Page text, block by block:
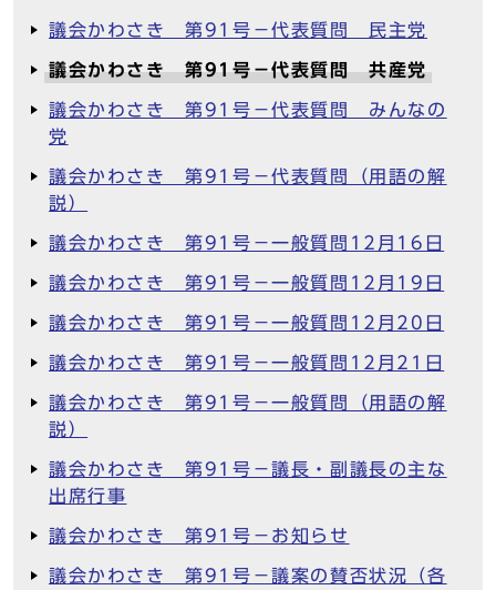
議会かわさき 第91号－代表質問 民主党
議会かわさき 第91号－代表質問 共産党
議会かわさき 第91号－代表質問 みんなの
党
議会かわさき 第91号－代表質問（用語の解
説）
議会かわさき 第91号－一般質問12月16日
議会かわさき 第91号－一般質問12月19日
議会かわさき 第91号－一般質問12月20日
議会かわさき 第91号－一般質問12月21日
議会かわさき 第91号－一般質問（用語の解
説）
議会かわさき 第91号－議長・副議長の主な
出席行事
議会かわさき 第91号－お知らせ
議会かわさき 第91号－議案の賛否状況（各